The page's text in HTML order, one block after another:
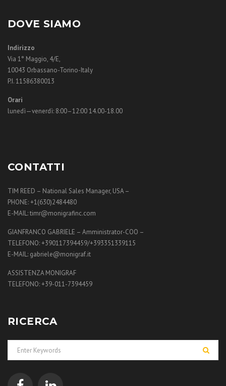
DOVE SIAMO
Indirizzo
Via 1° Maggio, 4/E,
10043 Orbassano-Torino-Italy
P.I. 11586380013
Orari
lunedì—venerdì: 8:00–12:00 14.00-18.00
CONTATTI
TIM REED – National Sales Manager, USA –
PHONE: +1(630)2484480
E-MAIL: timr@monigrafinc.com
GIANFRANCO GABRIELE – Amministrator-COO –
TELEFONO: +390117394459/+393351339115
E-MAIL: gabriele@monigraf.it
ASSISTENZA MONIGRAF
TELEFONO: +39-011-7394459
RICERCA